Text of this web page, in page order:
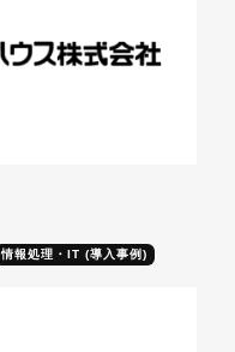
情報処理・IT (導入事例)